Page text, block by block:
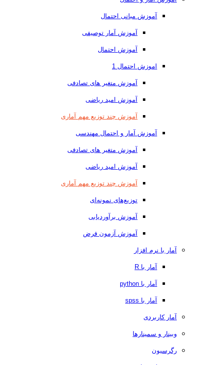
آموزش مبانی احتمال
آموزش آمار توصیفی
آموزش احتمال
اموزش احتمال 1
آموزش متغیر های تصادفی
آموزش امید ریاضی
آموزش چند توزیع مهم آماری
آموزش آمار و احتمال مهندسی
آموزش متغیر های تصادفی
آموزش امید ریاضی
آموزش چند توزیع مهم آماری
توزیع‌های نمونه‌ای
آموزش برآوردیابی
آموزش آزمون فرض
آمار با نرم افزار
آمار با R
آمار با python
آمار با spss
آمار کاربردی
وبینار و سمینارها
رگرسیون